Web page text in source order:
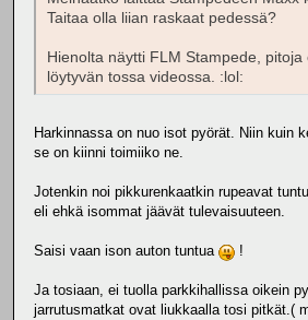
Taitaa olla liian raskaat pedessä?
Hienolta näytti FLM Stampede,
löytyvän tossa videossa. :lol:
Harkinnassa on nuo isot pyörät. Niin kuin
se on kiinni toimiiko ne.
Jotenkin noi pikkurenkaatkin rupeavat
eli ehkä isommat jäävät tulevaisuuteen.
Saisi vaan ison auton tuntua !
Ja tosiaan, ei tuolla parkkihallissa oikein
jarrutusmatkat ovat liukkaalla tosi pitkät.(